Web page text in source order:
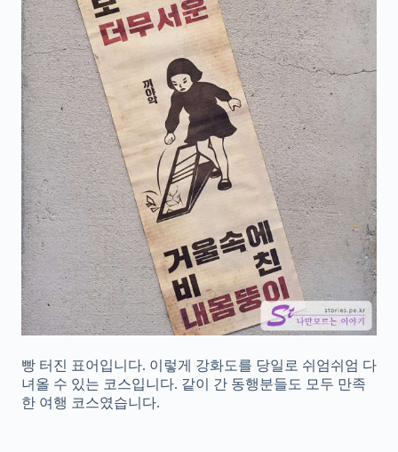
빵 터진 표어입니다. 이렇게 강화도를 당일로 쉬엄쉬엄 다
녀올 수 있는 코스입니다. 같이 간 동행분들도 모두 만족
한 여행 코스였습니다.